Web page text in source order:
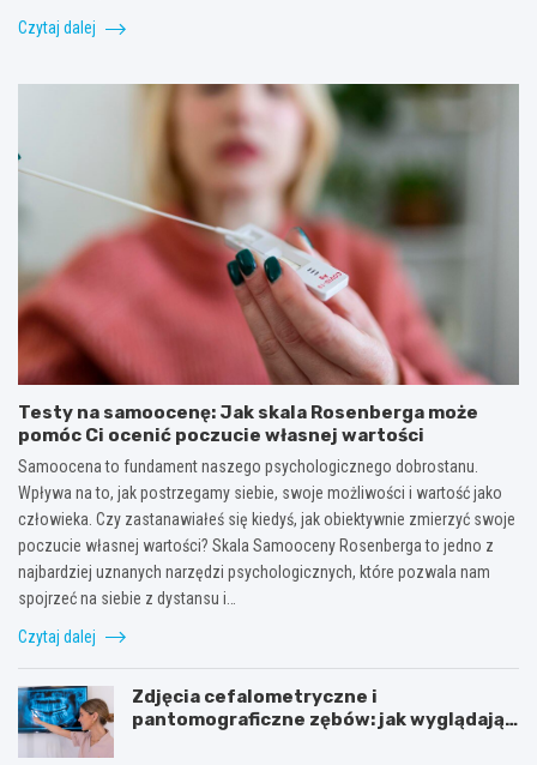
Czytaj dalej
Testy na samoocenę: Jak skala Rosenberga może
pomóc Ci ocenić poczucie własnej wartości
Samoocena to fundament naszego psychologicznego dobrostanu.
Wpływa na to, jak postrzegamy siebie, swoje możliwości i wartość jako
człowieka. Czy zastanawiałeś się kiedyś, jak obiektywnie zmierzyć swoje
poczucie własnej wartości? Skala Samooceny Rosenberga to jedno z
najbardziej uznanych narzędzi psychologicznych, które pozwala nam
spojrzeć na siebie z dystansu i…
Czytaj dalej
Zdjęcia cefalometryczne i
pantomograficzne zębów: jak wyglądają,